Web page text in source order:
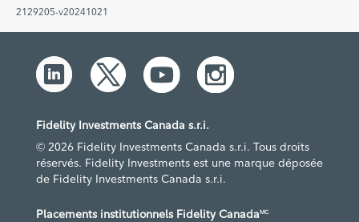
2129205-v20241021
Fidelity Investments Canada s.r.i.
© 2026 Fidelity Investments Canada s.r.i. Tous droits
réservés. Fidelity Investments est une marque déposée
de Fidelity Investments Canada s.r.i.
Placements institutionnels Fidelity CanadaMC